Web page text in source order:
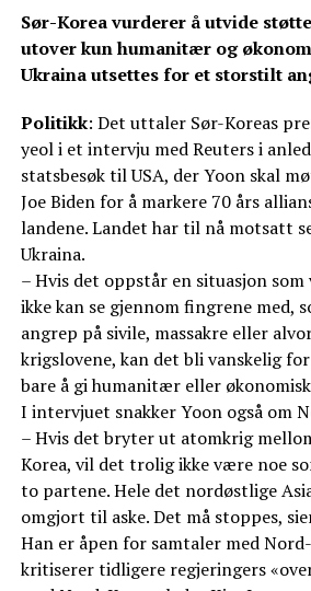
Sør-Korea vurderer å utvide
utover kun humanitær og
Ukraina utsettes for et storstilt
Politikk: Det uttaler Sør-Koreas
yeol i et intervju med Reuters i
statsbesøk til USA, der Yoon skal
Joe Biden for å markere 70 års
landene. Landet har til nå motsatt
Ukraina.
– Hvis det oppstår en situasjon
ikke kan se gjennom fingrene med,
angrep på sivile, massakre eller
krigslovene, kan det bli vanskelig
bare å gi humanitær eller
I intervjuet snakker Yoon også om
– Hvis det bryter ut atomkrig
Korea, vil det trolig ikke være noe
to partene. Hele det nordøstlige
omgjort til aske. Det må stoppes,
Han er åpen for samtaler med
kritiserer tidligere regjeringers